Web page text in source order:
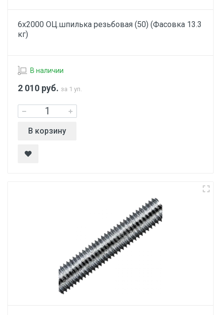
6х2000 ОЦ.шпилька резьбовая (50) (Фасовка 13.3
кг)
В наличии
2 010 руб. за 1 уп.
В корзину